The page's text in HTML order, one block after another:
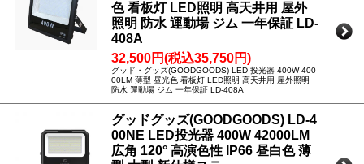
色 看板灯 LED照明 高天井用 屋外
照明 防水 運動場 ジム 一年保証 LD-
408A
32,500円(税込35,750円)
グッド・グッズ(GOODGOODS) LED 投光器 400W 400
00LM 薄型 昼光色 看板灯 LED照明 高天井用 屋外照明
防水 運動場 ジム 一年保証 LD-408A
グッドグッズ(GOODGOODS) LD-4
00NE LED投光器 400W 42000LM
広角 120° 高演色性 IP66 昼白色 薄